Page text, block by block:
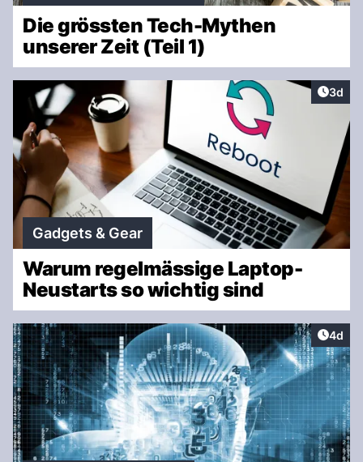
Die grössten Tech-Mythen
unserer Zeit (Teil 1)
3d
Gadgets & Gear
Warum regelmässige Laptop-
Neustarts so wichtig sind
4d